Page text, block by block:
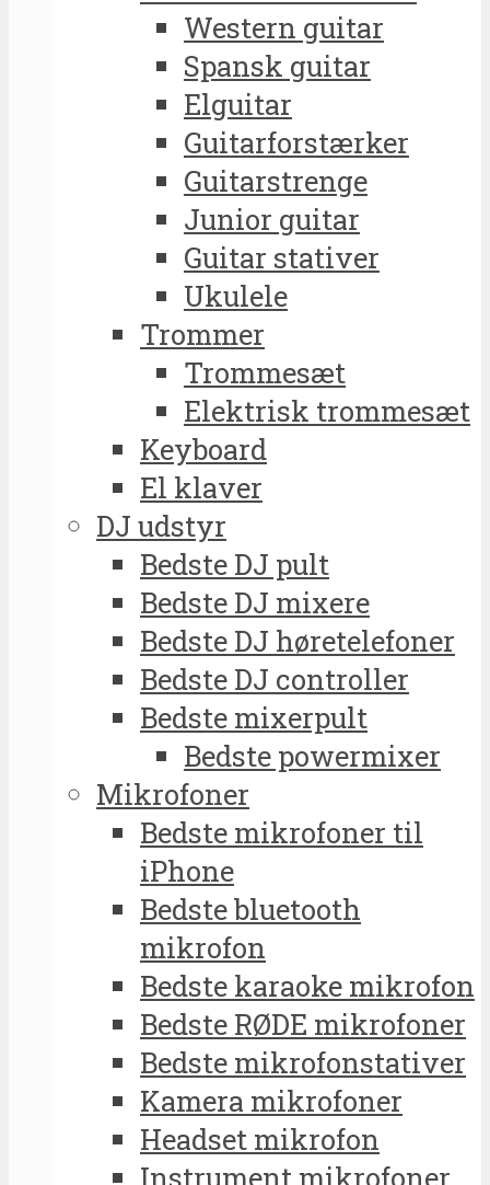
Western guitar
Spansk guitar
Elguitar
Guitarforstærker
Guitarstrenge
Junior guitar
Guitar stativer
Ukulele
Trommer
Trommesæt
Elektrisk trommesæt
Keyboard
El klaver
DJ udstyr
Bedste DJ pult
Bedste DJ mixere
Bedste DJ høretelefoner
Bedste DJ controller
Bedste mixerpult
Bedste powermixer
Mikrofoner
Bedste mikrofoner til
iPhone
Bedste bluetooth
mikrofon
Bedste karaoke mikrofon
Bedste RØDE mikrofoner
Bedste mikrofonstativer
Kamera mikrofoner
Headset mikrofon
Instrument mikrofoner